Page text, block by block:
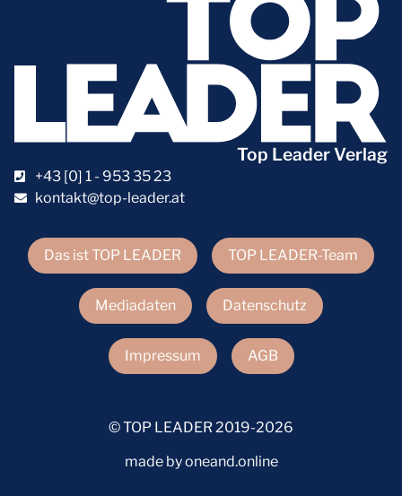
Das ist TOP LEADER TOP LEADER-Team
Mediadaten Datenschutz
Impressum AGB
Top Leader Verlag
+43 [0] 1 - 953 35 23
kontakt@top-leader.at
© TOP LEADER 2019-2026
made by oneand.online